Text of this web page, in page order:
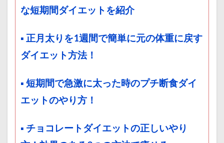
な短期間ダイエットを紹介
▪ 正月太りを1週間で簡単に元の体重に戻す
ダイエット方法！
▪ 短期間で急激に太った時のプチ断食ダイ
エットのやり方！
▪ チョコレートダイエットの正しいやり